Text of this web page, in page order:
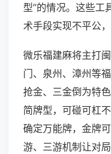
型”的情况。这些工
术手段实现不平公，
微乐福建麻将主打
门、泉州、漳州等
抢金、三金倒为特
简牌型，可碰可杠
确定万能牌，金牌
游、三游机制让对